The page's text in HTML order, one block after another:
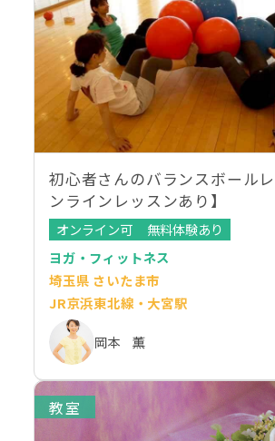
初心者さんのバランスボール
ンラインレッスンあり】
オンライン可
無料体験あり
ヨガ・フィットネス
埼玉県 さいたま市
JR京浜東北線・大宮駅
岡本 薫
教室